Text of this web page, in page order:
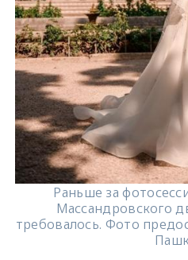
Раньше за
Массандровского
требовалось. Фото